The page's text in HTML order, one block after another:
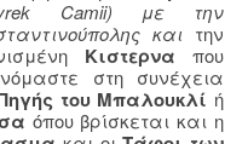
Camii) με την
και την
Κιστερνα που
στη συνέχεια
του Μπαλουκλί ή
όπου βρίσκεται και η